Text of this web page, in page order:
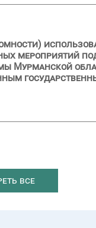
мероприятий
Мурманской
все